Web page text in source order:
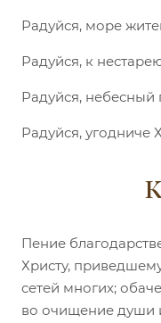
Радуйся, море
Радуйся, к
Радуйся, небесный
Радуйся, угодниче
Пение
Христу,
сетей многих;
во очищение души